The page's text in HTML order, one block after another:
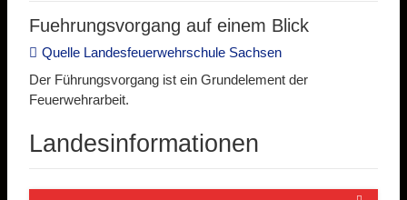
Fuehrungsvorgang auf einem Blick
Quelle Landesfeuerwehrschule Sachsen
Der Führungsvorgang ist ein Grundelement der
Feuerwehrarbeit.
Landesinformationen